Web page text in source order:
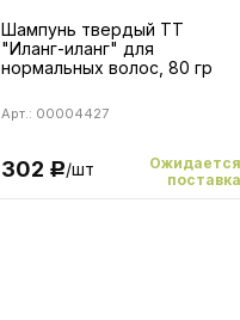
Шампунь твердый ТТ
"Иланг-иланг" для
нормальных волос, 80 гр
Арт.: 00004427
302 Р/шт
Ожидается
поставка